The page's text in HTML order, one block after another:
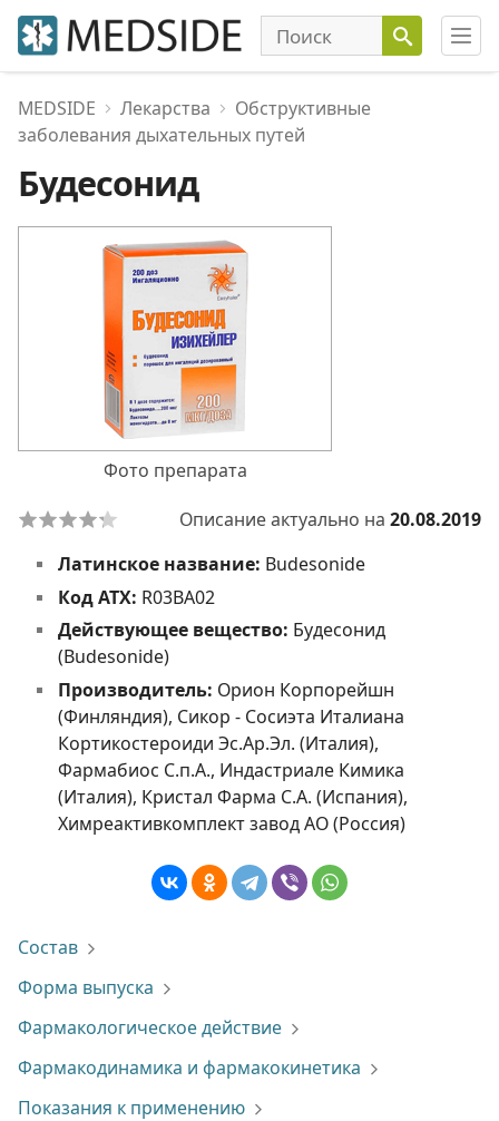
MEDSIDE Лекарства
Обструктивные
заболевания дыхательных путей
Будесонид
Фото препарата
Описание актуально на 20.08.2019
Латинское название: Budesonide
Код АТХ: R03BA02
Действующее вещество: Будесонид
(Budesonide)
Производитель: Орион Корпорейшн
(Финляндия), Сикор - Сосиэта Италиана
Кортикостероиди Эс.Ар.Эл. (Италия),
Фармабиос С.п.А., Индастриале Кимика
(Италия), Кристал Фарма С.А. (Испания),
Химреактивкомплект завод АО (Россия)
Состав
Форма выпуска
Фармакологическое действие
Фармакодинамика и фармакокинетика
Показания к применению